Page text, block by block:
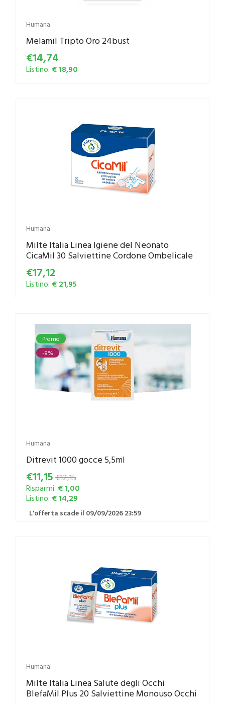
Humana
Melamil Tripto Oro 24bust
€14,74
Listino: € 18,90
Humana
Milte Italia Linea Igiene del Neonato
CicaMil 30 Salviettine Cordone Ombelicale
€17,12
Listino: € 21,95
Promo
-8%
Humana
Ditrevit 1000 gocce 5,5ml
€11,15 €12,15
Risparmi: € 1,00
Listino: € 14,29
L'offerta scade il 09/09/2026 23:59
Humana
Milte Italia Linea Salute degli Occhi
BlefaMil Plus 20 Salviettine Monouso Occhi